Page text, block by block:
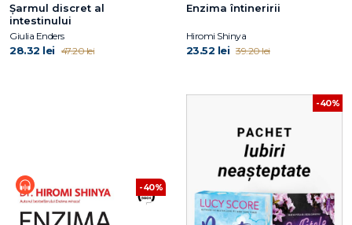
Șarmul discret al
intestinului
Giulia Enders
28.32 lei 47.20 lei
Enzima întineririi
Hiromi Shinya
23.52 lei 39.20 lei
-40%
-40%